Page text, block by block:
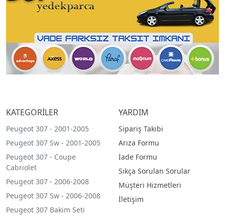
KATEGORİLER
Peugeot 307 - 2001-2005
Peugeot 307 Sw - 2001-2005
Peugeot 307 - Coupe
Cabriolet
Peugeot 307 - 2006-2008
Peugeot 307 Sw - 2006-2008
Peugeot 307 Bakim Seti
YARDIM
Sipariş Takibi
Arıza Formu
İade Formu
Sıkça Sorulan Sorular
Müşteri Hizmetleri
İletişim